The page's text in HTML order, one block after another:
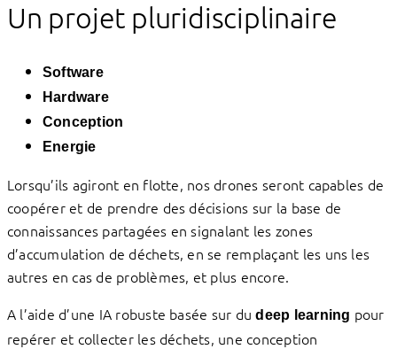
Un projet pluridisciplinaire
Software
Hardware
Conception
Energie
Lorsqu’ils agiront en flotte, nos drones seront capables de
coopérer et de prendre des décisions sur la base de
connaissances partagées en signalant les zones
d’accumulation de déchets, en se remplaçant les uns les
autres en cas de problèmes, et plus encore.
A l’aide d’une IA robuste basée sur dudeep learning pour
repérer et collecter les déchets, une conception